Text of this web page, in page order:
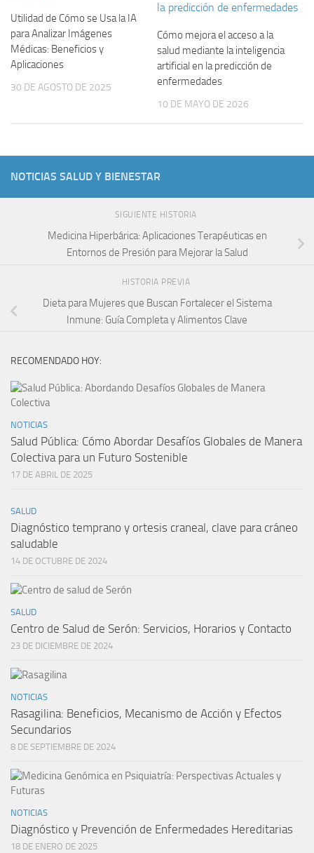
Utilidad de Cómo se Usa la IA
para Analizar Imágenes
Médicas: Beneficios y
Aplicaciones
30 DE AGOSTO DE 2025
Cómo mejora el acceso a la
salud mediante la inteligencia
artificial en la predicción de
enfermedades
10 DE MAYO DE 2026
NOTICIAS SALUD Y BIENESTAR
SIGUIENTE HISTORIA
Medicina Hiperbárica: Aplicaciones Terapéuticas en
Entornos de Presión para Mejorar la Salud
HISTORIA PREVIA
Dieta para Mujeres que Buscan Fortalecer el Sistema
Inmune: Guía Completa y Alimentos Clave
RECOMENDADO HOY:
NOTICIAS
Salud Pública: Cómo Abordar Desafíos Globales de Manera
Colectiva para un Futuro Sostenible
17 DE ABRIL DE 2025
SALUD
Diagnóstico temprano y ortesis craneal, clave para cráneo
saludable
14 DE OCTUBRE DE 2024
SALUD
Centro de Salud de Serón: Servicios, Horarios y Contacto
23 DE DICIEMBRE DE 2024
NOTICIAS
Rasagilina: Beneficios, Mecanismo de Acción y Efectos
Secundarios
8 DE SEPTIEMBRE DE 2024
NOTICIAS
Diagnóstico y Prevención de Enfermedades Hereditarias
18 DE ENERO DE 2025